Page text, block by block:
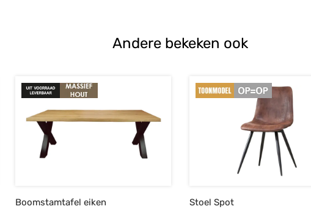
Andere bekeken ook
Boomstamtafel eiken Stoel Spot